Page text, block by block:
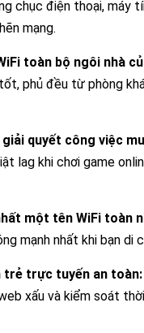
chục điện thoại, máy
mạng.
toàn bộ ngôi nhà
phủ đều từ phòng
giải quyết công việc
lag khi chơi game
một tên WiFi toàn
mạnh nhất khi bạn di
trẻ trực tuyến an toàn:
xấu và kiểm soát